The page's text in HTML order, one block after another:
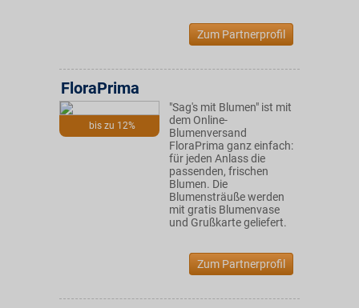
Zum Partnerprofil
bis zu 12%
FloraPrima
"Sag's mit Blumen" ist mit
dem Online-
Blumenversand
FloraPrima ganz einfach:
für jeden Anlass die
passenden, frischen
Blumen. Die
Blumensträuße werden
mit gratis Blumenvase
und Grußkarte geliefert.
Zum Partnerprofil